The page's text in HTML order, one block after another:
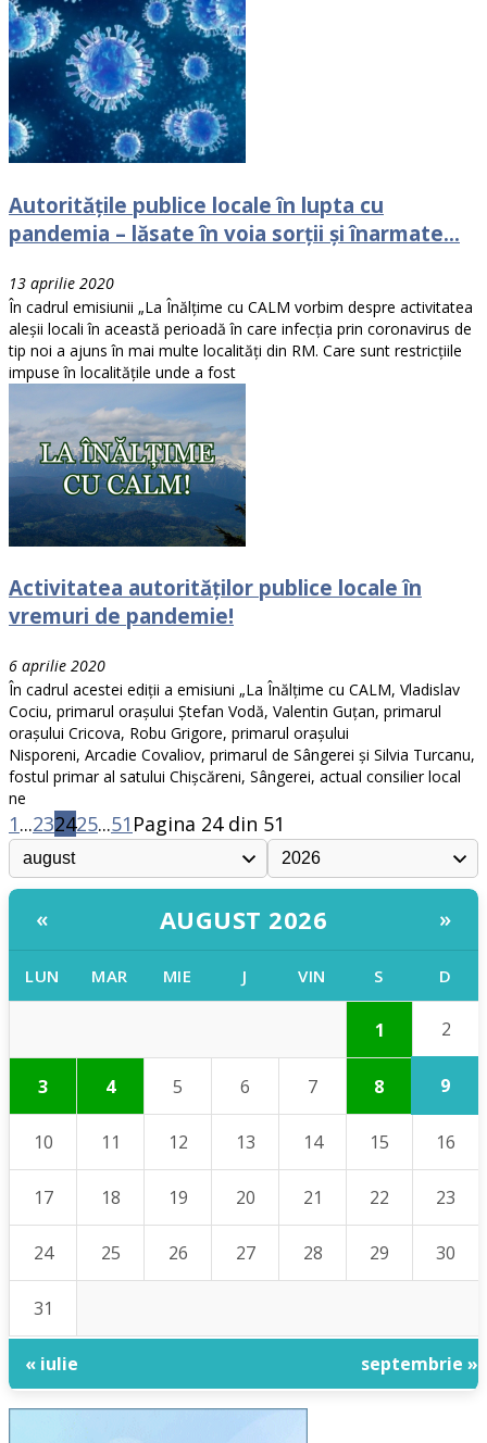
Autoritățile publice locale în lupta cu
pandemia – lăsate în voia sorții și înarmate...
13 aprilie 2020
În cadrul emisiunii „La Înălțime cu CALM vorbim despre activitatea
aleșii locali în această perioadă în care infecția prin coronavirus de
tip noi a ajuns în mai multe localități din RM. Care sunt restricțiile
impuse în localitățile unde a fost
Activitatea autorităților publice locale în
vremuri de pandemie!
6 aprilie 2020
În cadrul acestei ediții a emisiuni „La Înălțime cu CALM, Vladislav
Cociu, primarul orașului Ștefan Vodă, Valentin Guțan, primarul
orașului Cricova, Robu Grigore, primarul orașului
Nisporeni, Arcadie Covaliov, primarul de Sângerei și Silvia Turcanu,
fostul primar al satului Chișcăreni, Sângerei, actual consilier local
ne
1...232425...51 Pagina 24 din 51
« AUGUST 2026 »
LUN MAR MIE J VIN S D
1 2
3 4 5 6 7 8 9
10 11 12 13 14 15 16
17 18 19 20 21 22 23
24 25 26 27 28 29 30
31
« iulie septembrie »